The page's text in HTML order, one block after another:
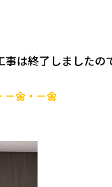
は終了しましたの
－🌼・－🌼